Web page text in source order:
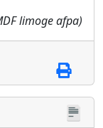
limoge afpa)